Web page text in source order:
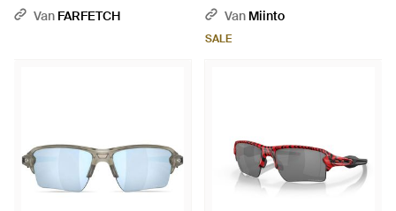
Van FARFETCH
Van Miinto
SALE